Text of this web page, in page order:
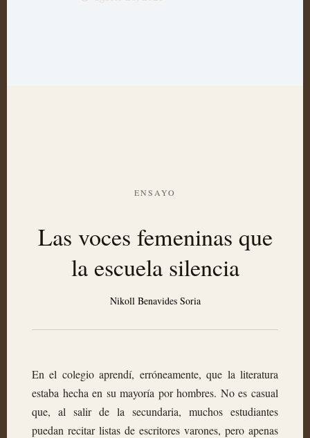
ENSAYO
Las voces femeninas que
la escuela silencia
Nikoll Benavides Soria
En el colegio aprendí, erróneamente, que la literatura
estaba hecha en su mayoría por hombres. No es casual
que, al salir de la secundaria, muchos estudiantes
puedan recitar listas de escritores varones, pero apenas